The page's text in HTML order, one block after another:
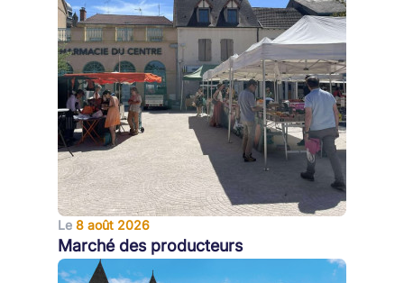
Le 8 août 2026
Marché des producteurs